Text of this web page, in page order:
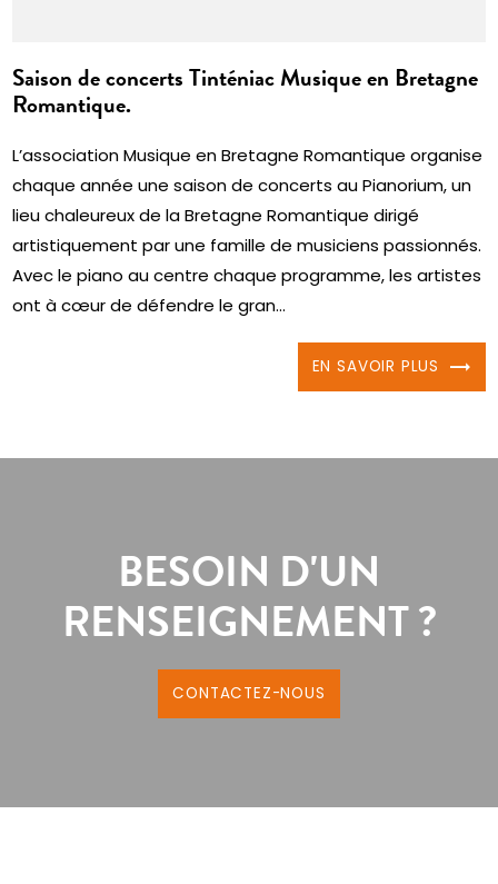
Saison de concerts Tinténiac Musique en Bretagne
Romantique.
L’association Musique en Bretagne Romantique organise
chaque année une saison de concerts au Pianorium, un
lieu chaleureux de la Bretagne Romantique dirigé
artistiquement par une famille de musiciens passionnés.
Avec le piano au centre chaque programme, les artistes
ont à cœur de défendre le gran...
EN SAVOIR PLUS
BESOIN D'UN
RENSEIGNEMENT ?
CONTACTEZ-NOUS